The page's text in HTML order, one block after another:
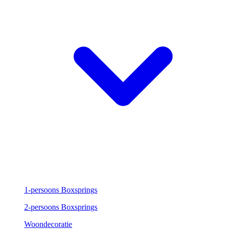
1-persoons Boxsprings
2-persoons Boxsprings
Woondecoratie